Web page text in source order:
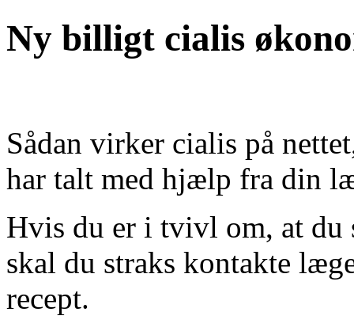
Ny billigt cialis
Sådan virker cialis på
har talt med hjælp fra din
Hvis du er i tvivl om, at du
skal du straks kontakte
recept.